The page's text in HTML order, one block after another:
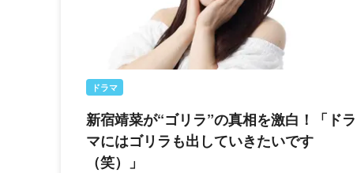
ドラマ
新宿靖菜が“ゴリラ”の真相を激白！「ドラ
マにはゴリラも出していきたいです
（笑）」